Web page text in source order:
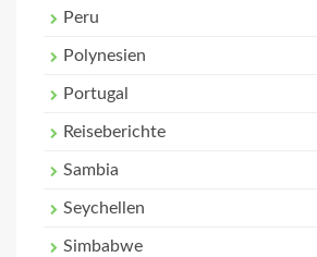
Peru
Polynesien
Portugal
Reiseberichte
Sambia
Seychellen
Simbabwe